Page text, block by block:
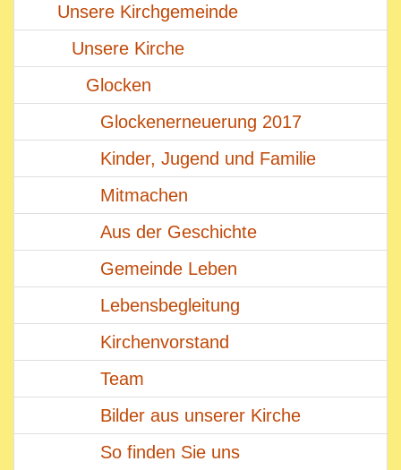
Unsere Kirchgemeinde
Unsere Kirche
Glocken
Glockenerneuerung 2017
Kinder, Jugend und Familie
Mitmachen
Aus der Geschichte
Gemeinde Leben
Lebensbegleitung
Kirchenvorstand
Team
Bilder aus unserer Kirche
So finden Sie uns